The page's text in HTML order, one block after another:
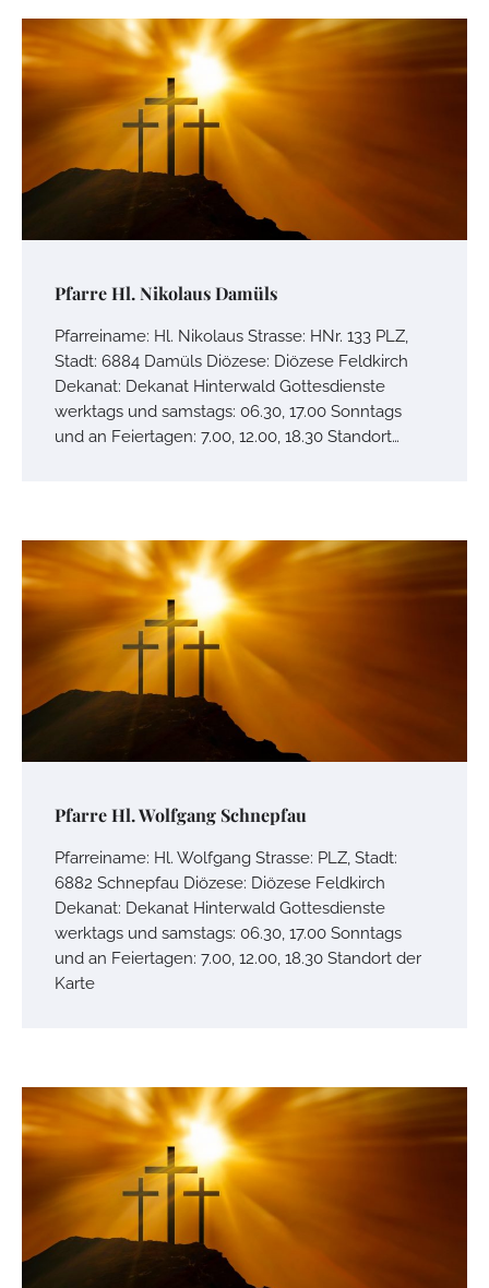
Pfarre Hl. Nikolaus Damüls
Pfarreiname: Hl. Nikolaus Strasse: HNr. 133 PLZ,
Stadt: 6884 Damüls Diözese: Diözese Feldkirch
Dekanat: Dekanat Hinterwald Gottesdienste
werktags und samstags: 06.30, 17.00 Sonntags
und an Feiertagen: 7.00, 12.00, 18.30 Standort…
Pfarre Hl. Wolfgang Schnepfau
Pfarreiname: Hl. Wolfgang Strasse: PLZ, Stadt:
6882 Schnepfau Diözese: Diözese Feldkirch
Dekanat: Dekanat Hinterwald Gottesdienste
werktags und samstags: 06.30, 17.00 Sonntags
und an Feiertagen: 7.00, 12.00, 18.30 Standort der
Karte